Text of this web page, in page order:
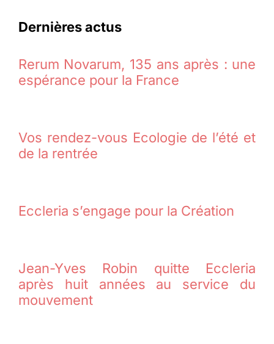
Dernières actus
Rerum Novarum, 135 ans après : une
espérance pour la France
Vos rendez-vous Ecologie de l’été et
de la rentrée
Eccleria s’engage pour la Création
Jean-Yves Robin quitte Eccleria
après huit années au service du
mouvement